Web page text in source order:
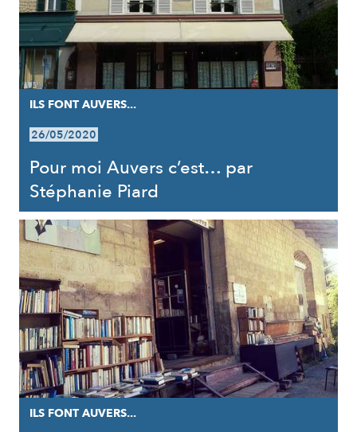
ILS FONT AUVERS...
26/05/2020
Pour moi Auvers c’est… par
Stéphanie Piard
ILS FONT AUVERS...